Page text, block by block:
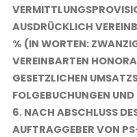
AUSDRÜCKLICH
% (IN WORTEN:
VEREINBARTEN
GESETZLICHEN
FOLGEBUCHUNGEN
6. NACH ABSCHLUSS
AUFTRAGGEBER VON